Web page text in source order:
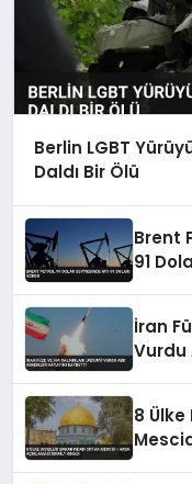
Berlin LGBT
Daldı Bir Ölü
Brent
91
İran
Vurdu
8 Ülke